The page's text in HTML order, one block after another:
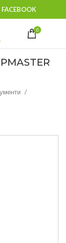
FACEBOOK
0